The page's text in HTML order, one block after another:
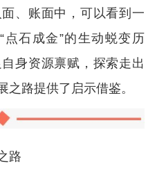
、账面中，可以看到一
点石成金”的生动蜕变历
身资源禀赋，探索走出
之路提供了启示借鉴。
路